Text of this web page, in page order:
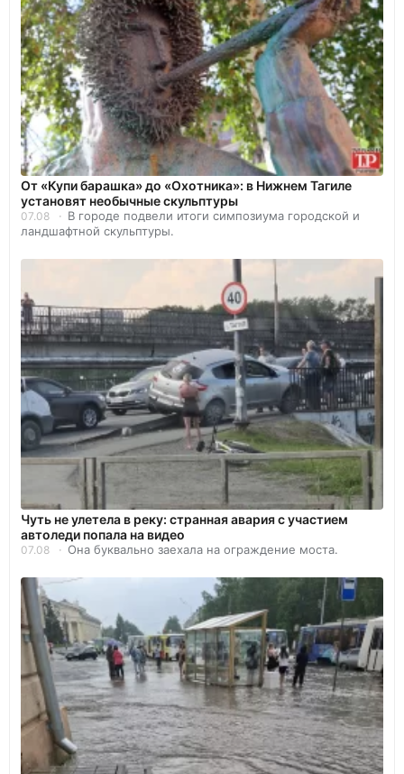
От «Купи барашка» до «Охотника»: в Нижнем Тагиле
установят необычные скульптуры
07.08
В городе подвели итоги симпозиума городской и
ландшафтной скульптуры.
Чуть не улетела в реку: странная авария с участием
автоледи попала на видео
07.08 Она буквально заехала на ограждение моста.